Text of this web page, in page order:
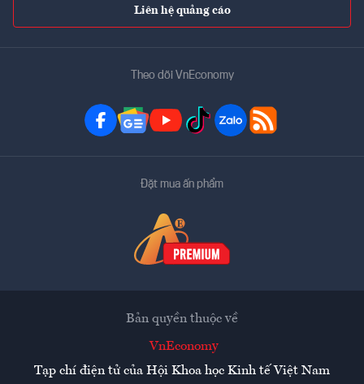
Liên hệ quảng cáo
Theo dõi VnEconomy
Đặt mua ấn phẩm
Bản quyền thuộc về
VnEconomy
Tạp chí điện tử của Hội Khoa học Kinh tế Việt Nam